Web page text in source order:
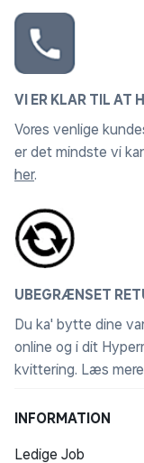
VI ER KLAR TIL AT
Vores venlige
er det mindste vi
her.
UBEGRÆNSET
Du ka' bytte dine
online og i dit
kvittering. Læs
INFORMATION
Ledige Job